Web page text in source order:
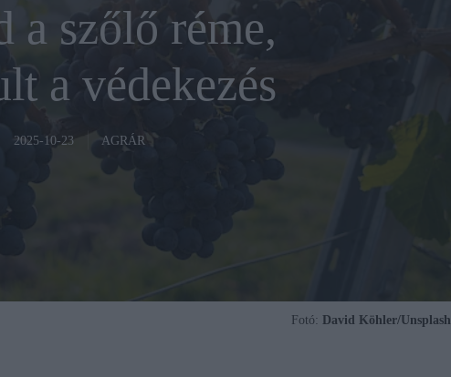
a szőlő réme,
a védekezés
2025-10-23 AGRÁR
Fotó: David Köhler/Unsplash